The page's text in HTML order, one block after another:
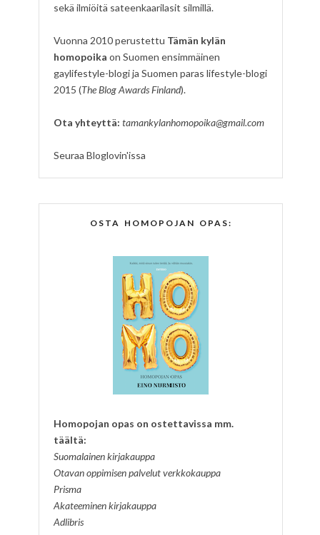
sekä ilmiöitä sateenkaarilasit silmillä.
Vuonna 2010 perustettu Tämän kylän
homopoika on Suomen ensimmäinen
gaylifestyle-blogi ja Suomen paras lifestyle-blogi
2015 (The Blog Awards Finland).
Ota yhteyttä: tamankylanhomopoika@gmail.com
Seuraa Bloglovin'issa
OSTA HOMOPOJAN OPAS:
Homopojan opas on ostettavissa mm.
täältä:
Suomalainen kirjakauppa
Otavan oppimisen palvelut verkkokauppa
Prisma
Akateeminen kirjakauppa
Adlibris